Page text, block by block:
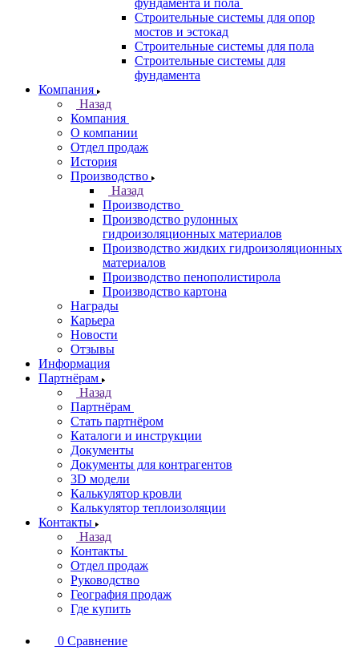
фундамента и пола
Строительные системы для опор
мостов и эстокад
Строительные системы для пола
Строительные системы для
фундамента
Компания
Назад
Компания
О компании
Отдел продаж
История
Производство
Назад
Производство
Производство рулонных
гидроизоляционных материалов
Производство жидких гидроизоляционных
материалов
Производство пенополистирола
Производство картона
Награды
Карьера
Новости
Отзывы
Информация
Партнёрам
Назад
Партнёрам
Стать партнёром
Каталоги и инструкции
Документы
Документы для контрагентов
3D модели
Калькулятор кровли
Калькулятор теплоизоляции
Контакты
Назад
Контакты
Отдел продаж
Руководство
География продаж
Где купить
0 Сравнение